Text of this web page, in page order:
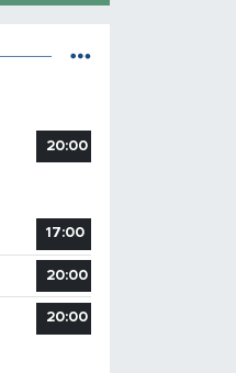
20:00
17:00
20:00
20:00